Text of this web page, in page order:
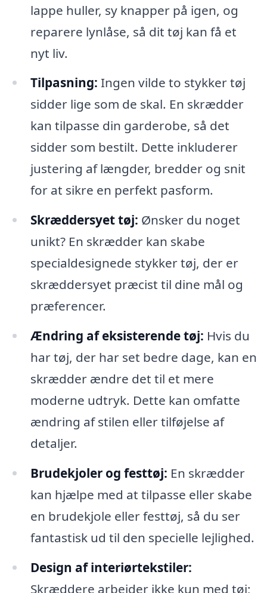
lappe huller, sy knapper på igen, og
reparere lynlåse, så dit tøj kan få et
nyt liv.
Tilpasning: Ingen vilde to stykker tøj
sidder lige som de skal. En skrædder
kan tilpasse din garderobe, så det
sidder som bestilt. Dette inkluderer
justering af længder, bredder og snit
for at sikre en perfekt pasform.
Skræddersyet tøj: Ønsker du noget
unikt? En skrædder kan skabe
specialdesignede stykker tøj, der er
skræddersyet præcist til dine mål og
præferencer.
Ændring af eksisterende tøj: Hvis du
har tøj, der har set bedre dage, kan en
skrædder ændre det til et mere
moderne udtryk. Dette kan omfatte
ændring af stilen eller tilføjelse af
detaljer.
Brudekjoler og festtøj: En skrædder
kan hjælpe med at tilpasse eller skabe
en brudekjole eller festtøj, så du ser
fantastisk ud til den specielle lejlighed.
Design af interiørtekstiler:
Skræddere arbejder ikke kun med tøj;